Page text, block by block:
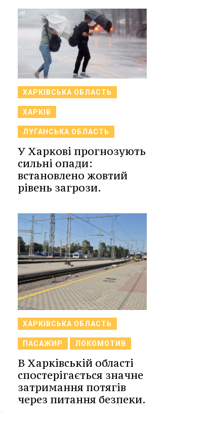
ХАРКІВСЬКА ОБЛАСТЬ
ХАРКІВ
ЛУГАНСЬКА ОБЛАСТЬ
У Харкові прогнозують
сильні опади:
встановлено жовтий
рівень загрози.
ХАРКІВСЬКА ОБЛАСТЬ
ПАСАЖИР ЛОКОМОТИВ
В Харківській області
спостерігається значне
затримання потягів
через питання безпеки.